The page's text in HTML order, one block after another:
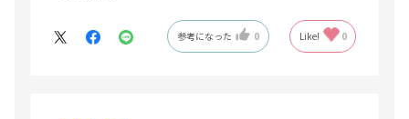
参考になった 0 Like! 0